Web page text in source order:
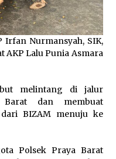
Irfan Nurmansyah, SIK,
AKP Lalu Punia Asmara
melintang di jalur
dan membuat
BIZAM menuju ke
Polsek Praya Barat